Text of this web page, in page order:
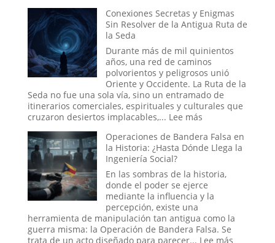
el
Arca
de
la
Alianza
una
Batería
Antigua?
La
teoría
del
Relato
Bíblico
Conexiones Secretas y Enigmas
Sin Resolver de la Antigua Ruta de
la Seda
Durante más de mil quinientos
años, una red de caminos
polvorientos y peligrosos unió
Oriente y Occidente. La Ruta de la
Seda no fue una sola vía, sino un entramado de
itinerarios comerciales, espirituales y culturales que
cruzaron desiertos implacables,... Lee más:
Secretas
y
Sin
Resolver
de
la
Antigua
Ruta
de
Operaciones de Bandera Falsa en
la Historia: ¿Hasta Dónde Llega la
Ingeniería Social?
En las sombras de la historia,
donde el poder se ejerce
mediante la influencia y la
percepción, existe una
herramienta de manipulación tan antigua como la
guerra misma: la Operación de Bandera Falsa. Se
trata de un acto diseñado para parecer... Lee más: